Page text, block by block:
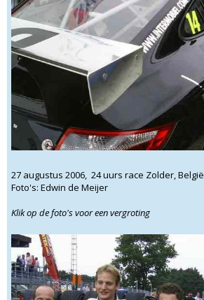
27 augustus 2006, 24 uurs race Zolder, België
Foto's: Edwin de Meijer
Klik op de foto's voor een vergroting